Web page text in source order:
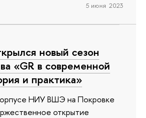
5 июня 2023
новый сезон
«GR в современной
и практика»
НИУ ВШЭ на Покровке
открытие